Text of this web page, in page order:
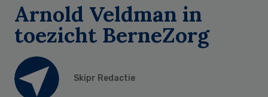
Arnold Veldman in
toezicht BerneZorg
Skipr Redactie